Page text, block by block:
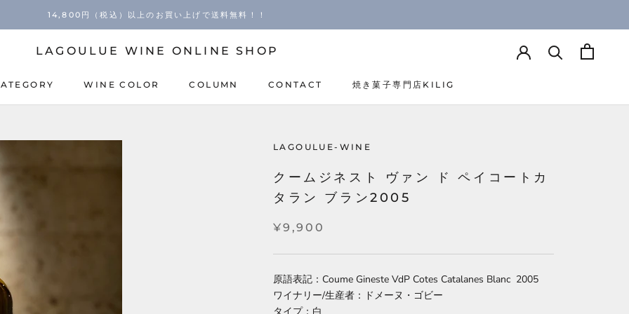
14,800円（税込）以上のお買い上げで送料無料！！
WINE COLOR
COLUMN
CONTACT
焼き菓子専門店KILIG
LAGOULUE WINE ONLINE SHOP
LAGOULUE-WINE
クームジネスト ヴァン ド ペイコートカ
タラン ブラン2005
¥9,900
原語表記：Coume Gineste VdP Cotes Catalanes Blanc 2005
ワイナリー/生産者：ドメーヌ・ゴビー